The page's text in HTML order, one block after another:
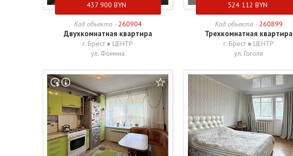
437 900 BYN
Код объекта - 260904
Двухкомнатная квартира
г. Брест » ЦЕНТР
ул. Фомина
524 112 BYN
Код объекта - 260899
Трехкомнатная квартира
г. Брест » ЦЕНТР
ул. Гоголя